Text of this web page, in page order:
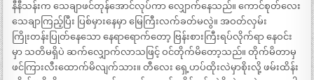
နီနီသန်းက သေချာဖင်တုန်အောင်လုပ်ကာ လျှောက်နေသည်။ ကောင်စုတ်လေး
သေချာကြည့်ပြီး ပြစ်မှားနေမှာ မြေကြီးလက်ခတ်မလွဲ။ အဝတ်လှမ်း
ကြိုးတန်းပြုတ်နေသော နေရာရောက်တော့ ဗြန်းစားကြီးရပ်လိုက်ရာ နေဝင်း
မှာ သတိမရှိပဲ ဆက်လျှောက်လာသဖြင့် ဝင်တိုက်မိတော့သည်။ တိုက်မိတာမှ
ဖင်ကြားလီးထောက်မိလျက်သား။ တီလေး ရှေ့ဟပ်ထိုးလဲမှာစိုးလို့ ဖမ်းထိန်း